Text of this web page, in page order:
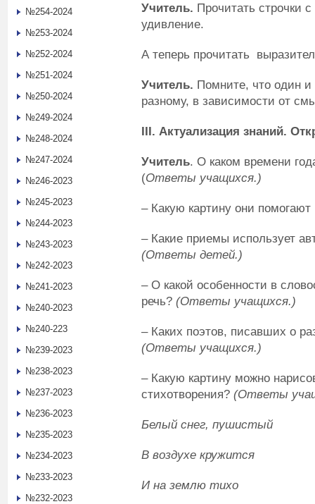
Учитель. Прочитать строчки
удивление.
А теперь прочитать
Учитель. Помните, что один и
разному, в зависимости от
III. Актуализация знаний.
Учитель. О каком времени
(Ответы учащихся.)
– Какую картину они
– Какие приемы использует
(Ответы детей.)
– О какой особенности в
речь? (Ответы учащихся.)
– Каких поэтов, писавших о
(Ответы учащихся.)
– Какую картину можно
стихотворения? (Ответы
Белый снег, пушистый
В воздухе кружится
И на землю тихо
№254-2024
№253-2024
№252-2024
№251-2024
№250-2024
№249-2024
№248-2024
№247-2024
№246-2023
№245-2023
№244-2023
№243-2023
№242-2023
№241-2023
№240-2023
№240-223
№239-2023
№238-2023
№237-2023
№236-2023
№235-2023
№234-2023
№233-2023
№232-2023